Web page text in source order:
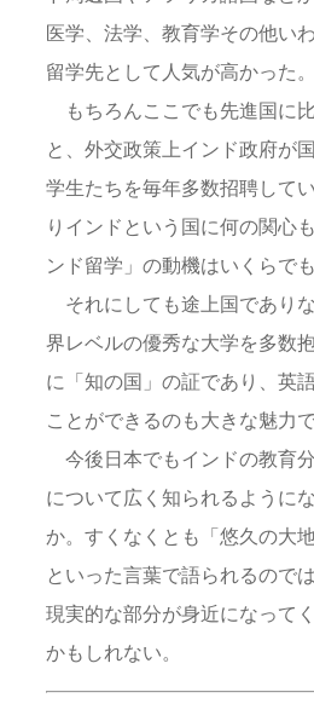
医学、法学、教育学その他い
留学先として人気が高かった
もちろんここでも先進国に
と、外交政策上インド政府が
学生たちを毎年多数招聘して
りインドという国に何の関心
ンド留学」の動機はいくらで
それにしても途上国であり
界レベルの優秀な大学を多数
に「知の国」の証であり、英
ことができるのも大きな魅力で
今後日本でもインドの教育分
について広く知られるように
か。すくなくとも「悠久の大
といった言葉で語られるので
現実的な部分が身近になって
かもしれない。